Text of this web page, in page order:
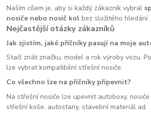
Naším cílem je, aby si každý zákazník vybral
nosiče nebo nosič kol bez složitého hledání.
Nejčastější otázky zákazníků
Jak zjistím, jaké příčníky pasují na moje
Stačí znát značku, model a rok výroby vozu.
lze vybrat kompatibilní střešní nosiče.
Co všechno lze na příčníky připevnit?
Na střešní nosiče lze upevnit autoboxy, nosiče
střešní koše, autostany, stavební materiál ad.